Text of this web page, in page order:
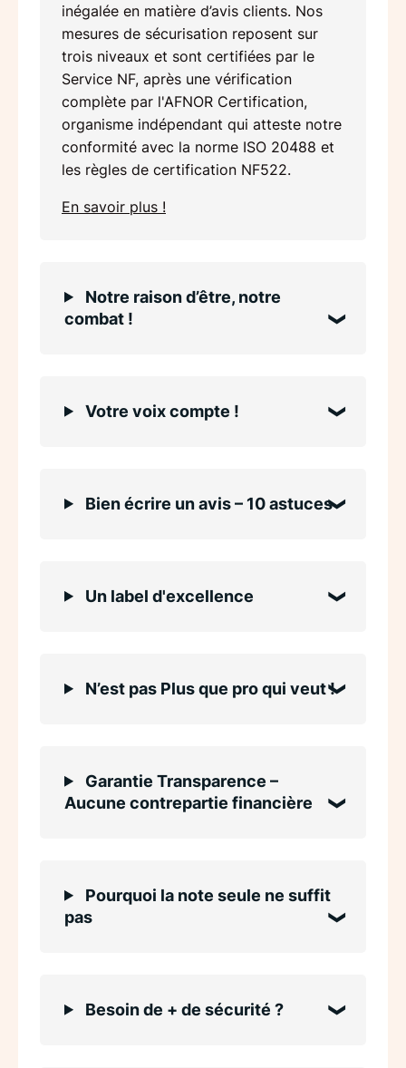
inégalée en matière d’avis clients. Nos
mesures de sécurisation reposent sur
trois niveaux et sont certifiées par le
Service NF, après une vérification
complète par l'AFNOR Certification,
organisme indépendant qui atteste notre
conformité avec la norme ISO 20488 et
les règles de certification NF522.
En savoir plus !
Notre raison d’être, notre
combat !
Votre voix compte !
Bien écrire un avis – 10 astuces
Un label d'excellence
N’est pas Plus que pro qui veut !
Garantie Transparence –
Aucune contrepartie financière
Pourquoi la note seule ne suffit
pas
Besoin de + de sécurité ?